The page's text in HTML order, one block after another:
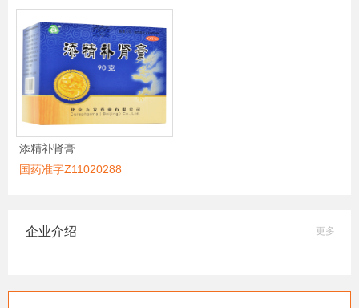
添精补肾膏
国药准字Z11020288
企业介绍 更多